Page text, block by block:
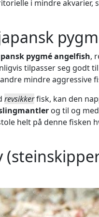
i mindre akvarier,
pygmé angelfish,
tilpasser seg godt
mindre aggressive
revsikkerfisk, kan den
og til og
helt på denne fisken